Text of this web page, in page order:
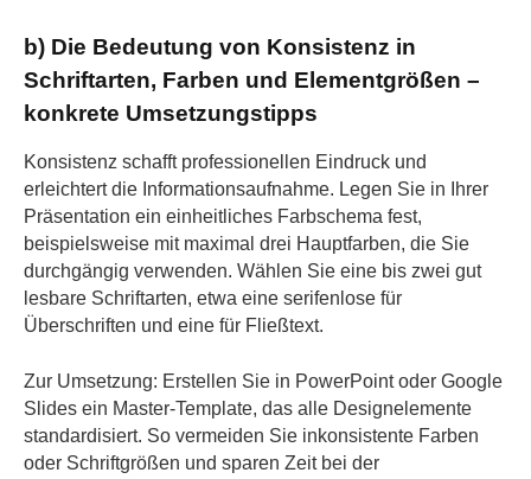
b) Die Bedeutung von Konsistenz in
Schriftarten, Farben und Elementgrößen –
konkrete Umsetzungstipps
Konsistenz schafft professionellen Eindruck und
erleichtert die Informationsaufnahme. Legen Sie in Ihrer
Präsentation ein einheitliches Farbschema fest,
beispielsweise mit maximal drei Hauptfarben, die Sie
durchgängig verwenden. Wählen Sie eine bis zwei gut
lesbare Schriftarten, etwa eine serifenlose für
Überschriften und eine für Fließtext.
Zur Umsetzung: Erstellen Sie in PowerPoint oder Google
Slides ein Master-Template, das alle Designelemente
standardisiert. So vermeiden Sie inkonsistente Farben
oder Schriftgrößen und sparen Zeit bei der